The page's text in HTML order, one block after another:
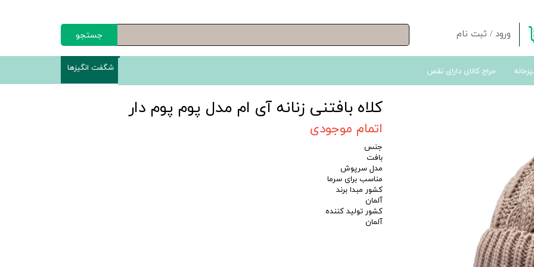
ورود / ثبت نام
تغییر گذر واژه
جستجو
حراج کالای دارای نقص شگفت انگیزها
کلاه بافتنی زنانه آی ام مدل پوم پوم دار
اتمام موجودی
جنس
بافت
مدل سرپوش
مناسب برای سرما
کشور مبدا برند
آلمان
کشور تولید کننده
آلمان